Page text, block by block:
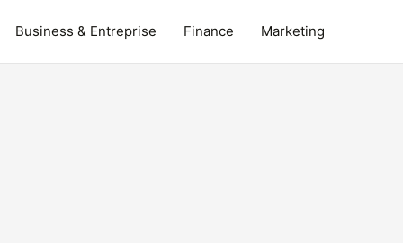
Business & Entreprise Finance Marketing